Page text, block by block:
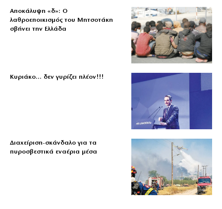
Αποκάλυψη «δ»: Ο
λαθροεποικισμός του Μητσοτάκη
σβήνει την Ελλάδα
Κυριάκο… δεν γυρίζει πλέον!!!
Διαχείριση-σκάνδαλο για τα
πυροσβεστικά εναέρια μέσα